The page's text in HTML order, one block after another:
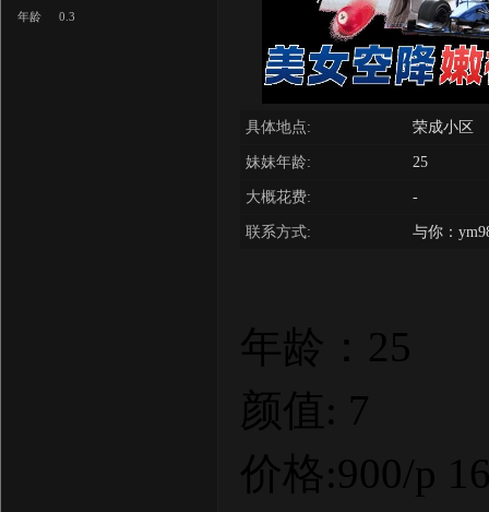
年龄
0.3
具体地点: 荣成小区
妹妹年龄: 25
大概花费: -
联系方式: 与你：
年龄：25
颜值: 7
价格:900/p